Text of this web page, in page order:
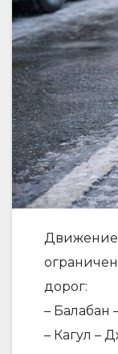
Движение
дорог:
–
– Кагул –